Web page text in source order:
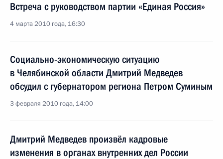
Встреча с руководством партии «Единая Россия»
4 марта 2010 года, 16:30
Социально-экономическую ситуацию
в Челябинской области Дмитрий Медведев
обсудил с губернатором региона Петром Суминым
3 февраля 2010 года, 14:00
Дмитрий Медведев произвёл кадровые
изменения в органах внутренних дел России